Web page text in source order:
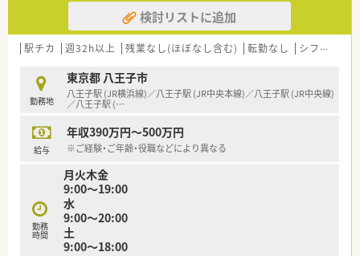
【職場環境と雰囲気】
■ 社員同士の仲が非常に良く、活発な意見交換ができる風通し
の良い職場環境が特徴です。
て業務に取り組めます。
■ 事務員も常時5～6名在籍しているため、薬剤師は調剤業務に
集中しやすい体制が整っています。
検討リストに追加
駅チカ 週32h以上 残業なし(ほぼなし含む) 転勤なし シフト制
勤務地
東京都 八王子市
八王子駅 (JR横浜線)／八王子駅 (JR中央本線)／八王子駅 (JR中央線)
／八王子駅 (…
給与
年収390万円～500万円
※ご経験・ご年齢・役職などにより異なる
勤務
時間
月火木金
9:00～19:00
水
9:00～20:00
土
9:00～18:00